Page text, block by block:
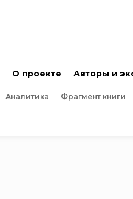
О проекте Авторы и
Аналитика Фрагмент книги